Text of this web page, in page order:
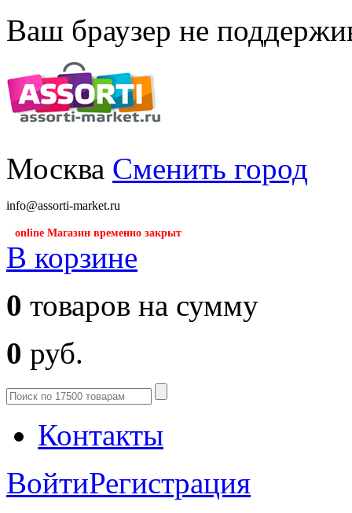
Ваш браузер не
Москва Сменить город
info@assorti-market.ru
online Магазин временно закрыт
В корзине
0 товаров на сумму
0 руб.
Контакты
ВойтиРегистрация